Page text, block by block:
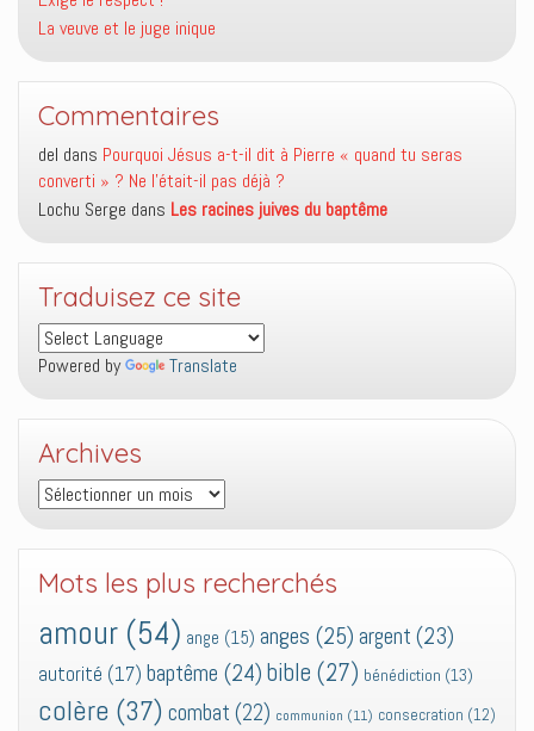
La veuve et le juge inique
Commentaires
del dans Pourquoi Jésus a-t-il dit à Pierre « quand tu seras
converti » ? Ne l’était-il pas déjà ?
Lochu Serge dans Les racines juives du baptême
Traduisez ce site
Powered by Translate
Archives
Archives
Mots les plus recherchés
amour (54) ange (15) anges (25) argent (23)
autorité (17) baptême (24) bible (27) bénédiction (13)
colère (37) combat (22) communion (11) consecration (12)